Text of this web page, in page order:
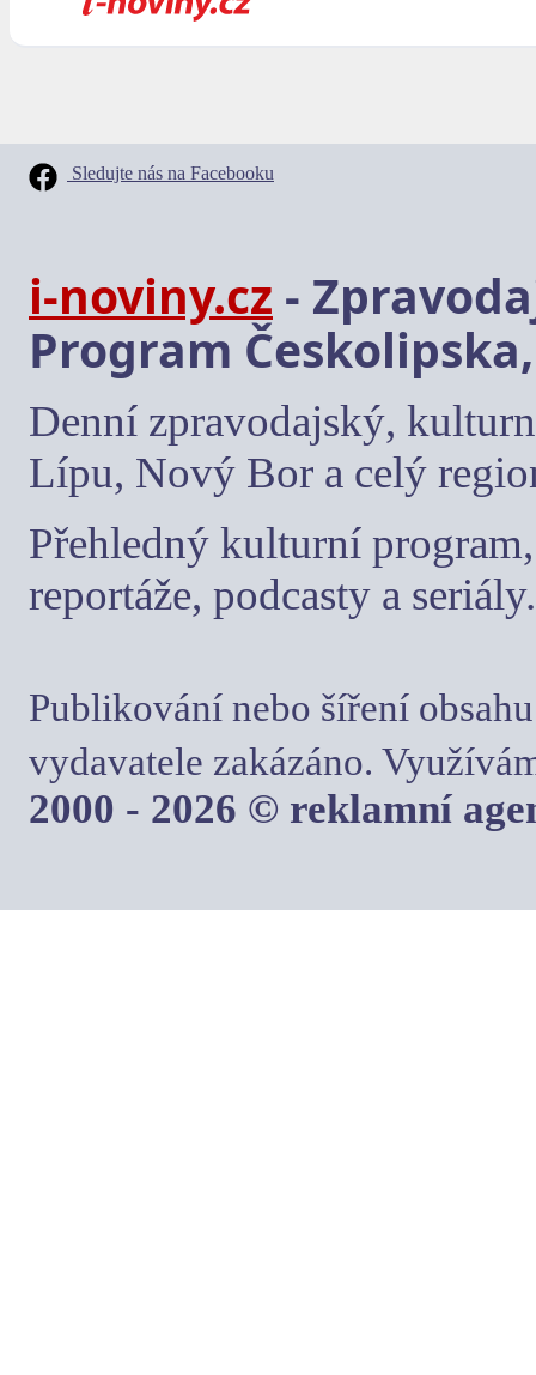
Sledujte nás na Facebooku
i-noviny.cz -
Program
Denní zpravodajský,
Lípu, Nový Bor a celý
Přehledný kulturní
reportáže, podcasty a seriály.
Publikování nebo šíření
vydavatele zakázáno.
2000 - 2026 © reklamní